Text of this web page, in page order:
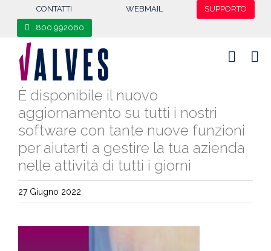
CONTATTI WEBMAIL SUPPORTO
800.992060
È disponibile il nuovo
aggiornamento su tutti i nostri
software con tante nuove funzioni
per aiutarti a gestire la tua azienda
nelle attività di tutti i giorni
27 Giugno 2022